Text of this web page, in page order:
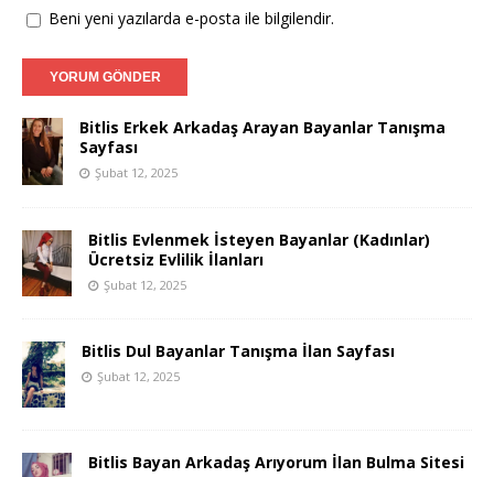
Beni yeni yazılarda e-posta ile bilgilendir.
Bitlis Erkek Arkadaş Arayan Bayanlar Tanışma
Sayfası
Şubat 12, 2025
Bitlis Evlenmek İsteyen Bayanlar (Kadınlar)
Ücretsiz Evlilik İlanları
Şubat 12, 2025
Bitlis Dul Bayanlar Tanışma İlan Sayfası
Şubat 12, 2025
Bitlis Bayan Arkadaş Arıyorum İlan Bulma Sitesi